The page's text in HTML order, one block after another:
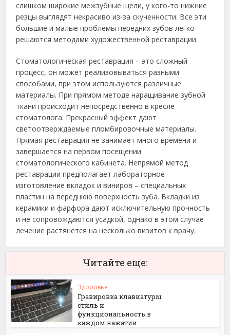
слишком широкие межзубные щели, у кого-то нижние
резцы выглядят некрасиво из-за скученности. Все эти
большие и малые проблемы передних зубов легко
решаются методами художественной реставрации.
Стоматологическая реставрация – это сложный
процесс, он может реализовываться разными
способами, при этом используются различные
материалы. При прямом методе наращивание зубной
ткани происходит непосредственно в кресле
стоматолога. Прекрасный эффект дают
светоотверждаемые пломбировочные материалы.
Прямая реставрация не занимает много времени и
завершается на первом посещении
стоматологического кабинета. Непрямой метод
реставрации предполагает лабораторное
изготовление вкладок и виниров – специальных
пластин на переднюю поверхность зуба. Вкладки из
керамики и фарфора дают исключительную прочность
и не сопровождаются усадкой, однако в этом случае
лечение растянется на несколько визитов к врачу.
Читайте еще:
Здоровье
Гравировка клавиатуры:
стиль и
функциональность в
каждом нажатии